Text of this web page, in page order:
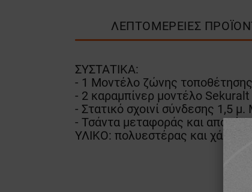
ΛΕΠΤΟΜΈΡΕΙΕΣ
ΣΥΣΤΑΤΙΚΑ:
- 1 Μοντέλο ζώνης
- 2 καραμπίνερ μοντέλο Sekuralt
- Στατικό σχοινί σύνδεσης 1,5
- Τσάντα μεταφοράς και
ΥΛΙΚΟ: πολυεστέρας και χάλυβας